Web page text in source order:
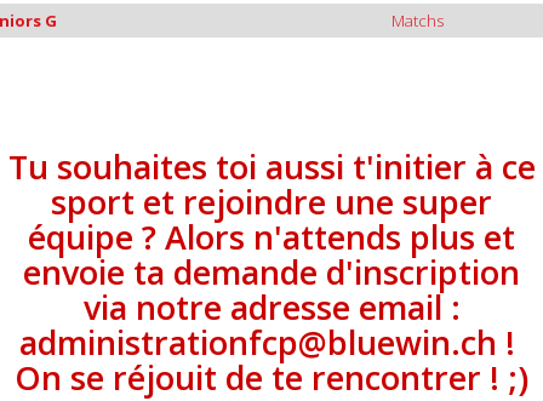
G
Matchs
Tu souhaites toi aussi t'initier à ce
sport et rejoindre une super
équipe ? Alors n'attends plus et
envoie ta demande d'inscription
via notre adresse email :
administrationfcp@bluewin.ch !
On se réjouit de te rencontrer ! ;)